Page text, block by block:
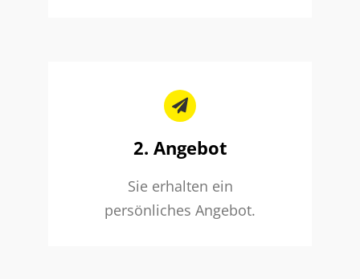
2. Angebot
Sie erhalten ein
persönliches Angebot.